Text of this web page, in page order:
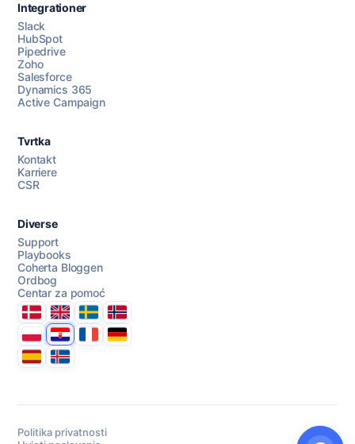
Razgovarajte s nama
Integrationer
Slack
HubSpot
Pipedrive
Zoho
Salesforce
Dynamics 365
Active Campaign
Tvrtka
Kontakt
Karriere
CSR
Diverse
Support
Playbooks
Coherta Bloggen
Ordbog
Centar za pomoć
DanmarkUnited Kingdom
SverigeNorge
PolskaHrvatskaFranceDeutschland
EspanaÍsland
Politika privatnosti